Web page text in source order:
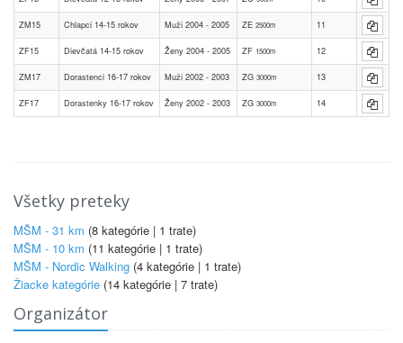
ZM15 Chlapci 14-15 rokov Muži 2004 - 2005 ZE 2500m 11
ZF15 Dievčatá 14-15 rokov Ženy 2004 - 2005 ZF 1500m 12
ZM17 Dorastenci 16-17 rokov Muži 2002 - 2003 ZG 3000m 13
ZF17 Dorastenky 16-17 rokov Ženy 2002 - 2003 ZG 3000m 14
Všetky preteky
MŠM - 31 km (8 kategórie | 1 trate)
MŠM - 10 km (11 kategórie | 1 trate)
MŠM - Nordic Walking (4 kategórie | 1 trate)
Žiacke kategórie (14 kategórie | 7 trate)
Organizátor